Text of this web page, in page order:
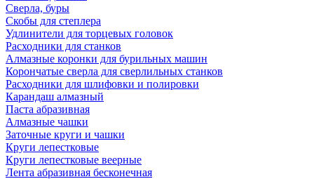
Сверла, буры
Скобы для степлера
Удлинители для торцевых головок
Расходники для станков
Алмазные коронки для бурильных машин
Корончатые сверла для сверлильных станков
Расходники для шлифовки и полировки
Карандаш алмазный
Паста абразивная
Алмазные чашки
Заточные круги и чашки
Круги лепестковые
Круги лепестковые веерные
Лента абразивная бесконечная